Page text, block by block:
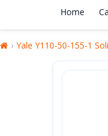
Home
Yale Y110-50-155-1